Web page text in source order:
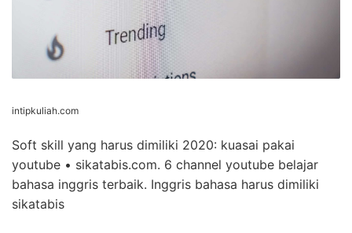
intipkuliah.com
Soft skill yang harus dimiliki 2020: kuasai pakai
youtube • sikatabis.com. 6 channel youtube belajar
bahasa inggris terbaik. Inggris bahasa harus dimiliki
sikatabis